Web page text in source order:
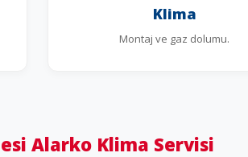
Klima
Montaj ve gaz dolumu.
Alarko Klima Servisi